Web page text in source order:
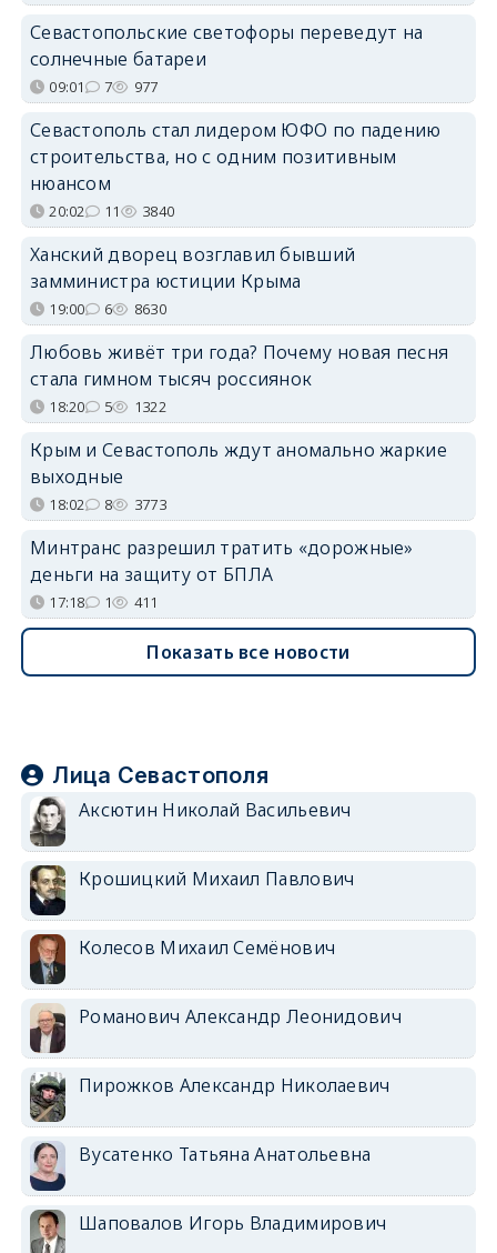
Севастопольские светофоры переведут на
солнечные батареи
09:01 7 977
Севастополь стал лидером ЮФО по падению
строительства, но с одним позитивным
нюансом
20:02 11 3840
Ханский дворец возглавил бывший
замминистра юстиции Крыма
19:00 6 8630
Любовь живёт три года? Почему новая песня
стала гимном тысяч россиянок
18:20 5 1322
Крым и Севастополь ждут аномально жаркие
выходные
18:02 8 3773
Минтранс разрешил тратить «дорожные»
деньги на защиту от БПЛА
17:18 1 411
Показать все новости
Лица Севастополя
Аксютин Николай Васильевич
Крошицкий Михаил Павлович
Колесов Михаил Семёнович
Романович Александр Леонидович
Пирожков Александр Николаевич
Вусатенко Татьяна Анатольевна
Шаповалов Игорь Владимирович